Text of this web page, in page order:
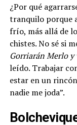
¿Por qué
tranquilo porque
frío, más allá de
chistes. No sé si
Gorriarán Merlo y
leído. Trabajar
estar en un
nadie me joda”.